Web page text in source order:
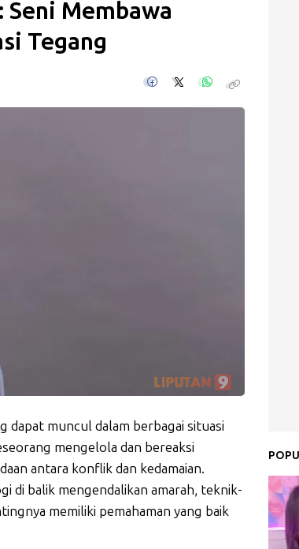
Membawa
Tegang
dapat muncul dalam berbagai situasi
mengelola dan bereaksi
antara konflik dan kedamaian.
di balik mengendalikan amarah, teknik-
memiliki pemahaman yang baik